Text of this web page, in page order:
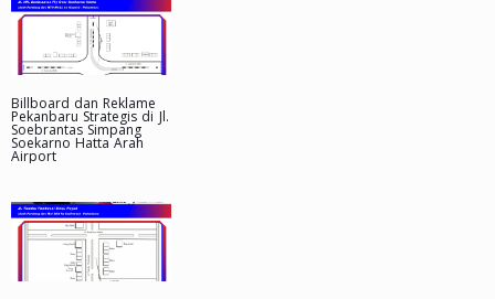
Billboard dan Reklame
Pekanbaru Strategis di Jl.
Soebrantas Simpang
Soekarno Hatta Arah
Airport